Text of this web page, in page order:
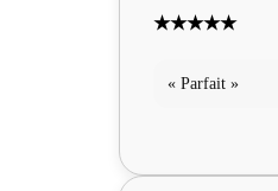
★★★★★
« Parfait »